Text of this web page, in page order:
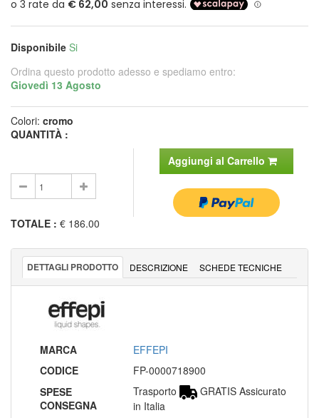
Disponibile Si
Ordina questo prodotto adesso e spediamo entro:
Giovedì 13 Agosto
Colori: cromo
QUANTITÀ :
Aggiungi al Carrello
TOTALE : € 186.00
DETTAGLI PRODOTTO DESCRIZIONE SCHEDE TECNICHE
MARCA
EFFEPI
CODICE
FP-0000718900
SPESE
CONSEGNA
Trasporto
GRATIS Assicurato
in Italia